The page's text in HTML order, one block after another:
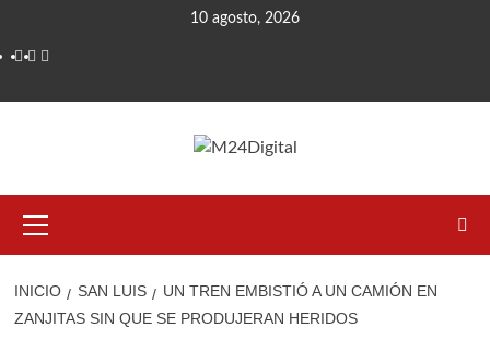
contenido
10 agosto, 2026
primario
INICIO SAN LUIS
UN TREN EMBISTIÓ A UN CAMIÓN EN
ZANJITAS SIN QUE SE PRODUJERAN HERIDOS